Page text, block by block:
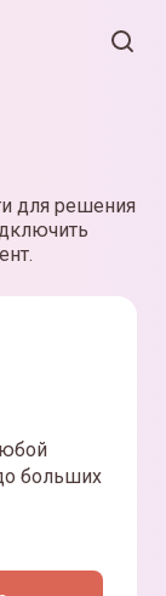
для решения
больших